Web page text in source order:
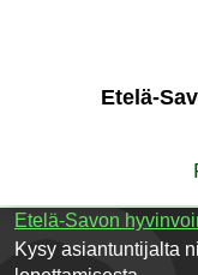
Etelä-
Etelä-Savon
Kysy asiantuntijalta